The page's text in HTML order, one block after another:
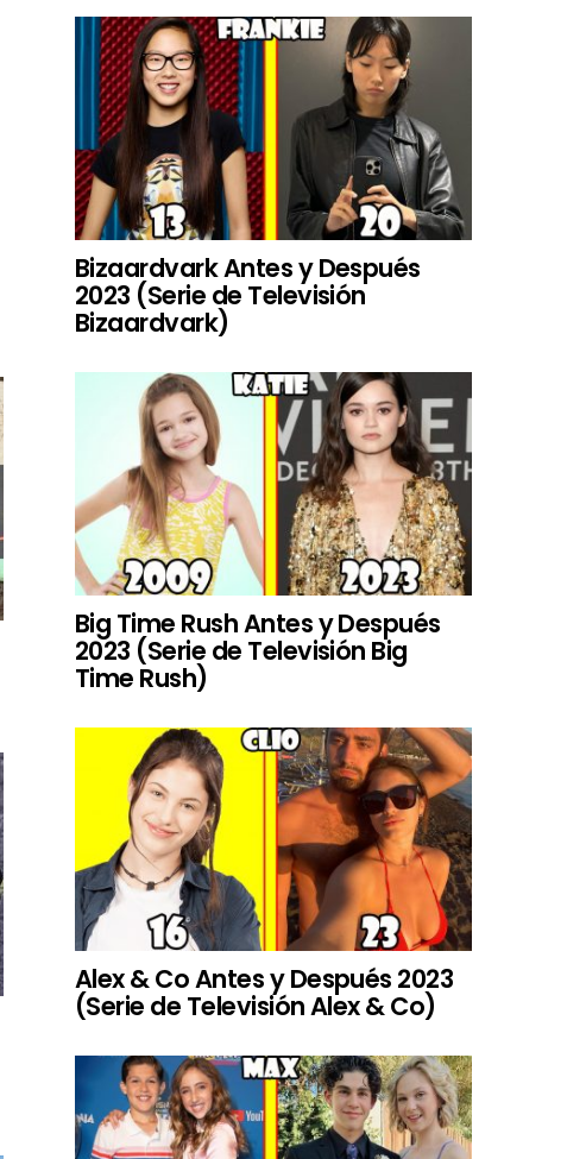
Bizaardvark Antes y Después
2023 (Serie de Televisión
Bizaardvark)
Big Time Rush Antes y Después
2023 (Serie de Televisión Big
Time Rush)
Alex & Co Antes y Después 2023
(Serie de Televisión Alex & Co)